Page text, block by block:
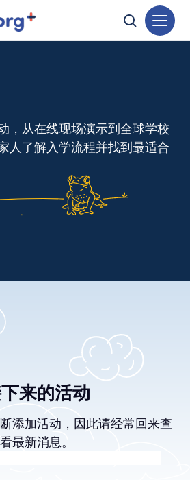
，从在线现场演示到全球学校
人了解入学流程并找到最适合
来的活动
添加活动，因此请经常回来查
看最新消息。